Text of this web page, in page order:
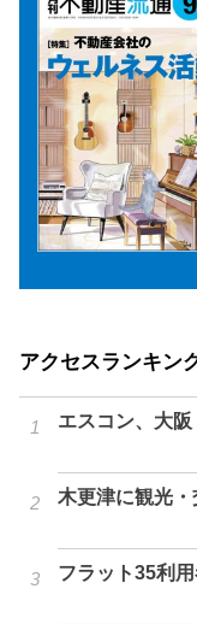
アクセスランキン
エスコン、大
木更津に観光
フラット35利